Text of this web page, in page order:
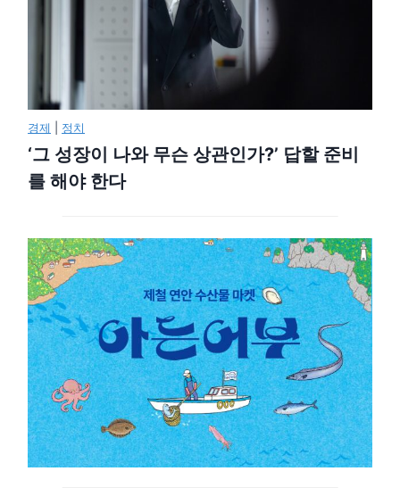
경제 정치
‘그 성장이 나와 무슨 상관인가?’ 답할 준비
를 해야 한다